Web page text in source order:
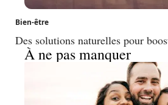
Bien-être
Des solutions naturelles pour
À ne pas manquer